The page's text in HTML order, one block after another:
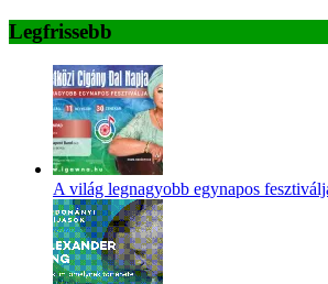
Legfrissebb
A világ legnagyobb egynapos